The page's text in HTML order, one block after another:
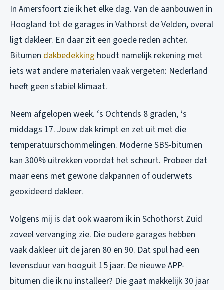
In Amersfoort zie ik het elke dag. Van de aanbouwen in
Hoogland tot de garages in Vathorst de Velden, overal
ligt dakleer. En daar zit een goede reden achter.
Bitumen dakbedekking houdt namelijk rekening met
iets wat andere materialen vaak vergeten: Nederland
heeft geen stabiel klimaat.
Neem afgelopen week. ‘s Ochtends 8 graden, ‘s
middags 17. Jouw dak krimpt en zet uit met die
temperatuurschommelingen. Moderne SBS-bitumen
kan 300% uitrekken voordat het scheurt. Probeer dat
maar eens met gewone dakpannen of ouderwets
geoxideerd dakleer.
Volgens mij is dat ook waarom ik in Schothorst Zuid
zoveel vervanging zie. Die oudere garages hebben
vaak dakleer uit de jaren 80 en 90. Dat spul had een
levensduur van hooguit 15 jaar. De nieuwe APP-
bitumen die ik nu installeer? Die gaat makkelijk 30 jaar